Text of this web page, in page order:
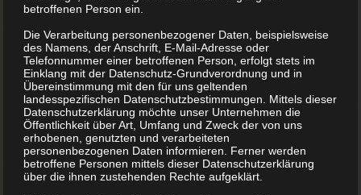
Vielen Dank für den
Scan
Sie kennen uns bereits von unserem
www.BuchDrucker.at Fahrzeug. Als Dankeschön
erhalten Sie einen 50-Euro-Gutschein* für Ihre nächste
Buchproduktion.
betroffenen Person ein.
Die Verarbeitung personenbezogener Daten, beispielsweise
des Namens, der Anschrift, E-Mail-Adresse oder
Telefonnummer einer betroffenen Person, erfolgt stets im
Einklang mit der Datenschutz-Grundverordnung und in
Übereinstimmung mit den für uns geltenden
landesspezifischen Datenschutzbestimmungen. Mittels dieser
Datenschutzerklärung möchte unser Unternehmen die
Öffentlichkeit über Art, Umfang und Zweck der von uns
erhobenen, genutzten und verarbeiteten
personenbezogenen Daten informieren. Ferner werden
betroffene Personen mittels dieser Datenschutzerklärung
über die ihnen zustehenden Rechte aufgeklärt.